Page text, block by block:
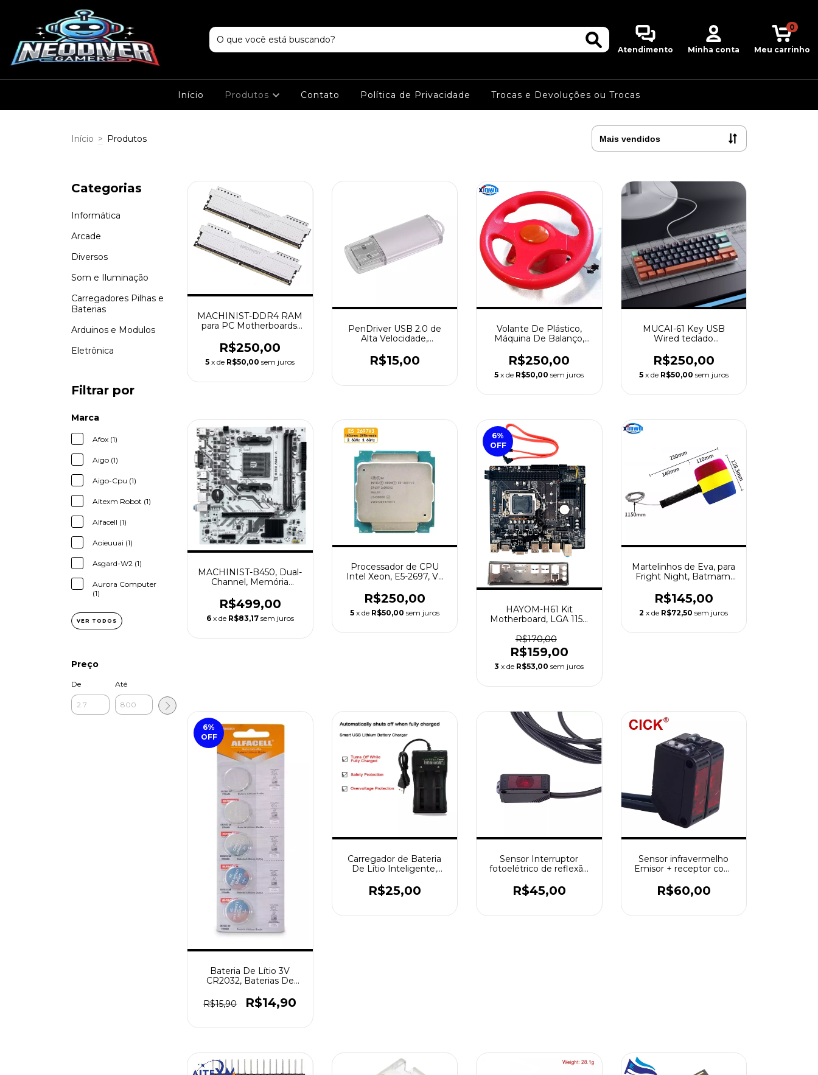
Atendimento Minha conta Meu carrinho
0
Início Produtos Contato Política de Privacidade Trocas e Devoluções ou Trocas
Início > Produtos
Categorias
Informática
Arcade
Diversos
Som e Iluminação
Carregadores Pilhas e
Baterias
Arduinos e Modulos
Eletrônica
Filtrar por
Marca
Afox (1)
Aigo (1)
Aigo-Cpu (1)
Aitexm Robot (1)
Alfacell (1)
Aoieuuai (1)
Asgard-W2 (1)
Aurora Computer
(1)
VER TODOS
Preço
De Até
MACHINIST-DDR4 RAM
para PC Motherboards,
dissipador de calor, 8GB,
2666 MHz ( Black )
R$250,00
5 x de R$50,00 sem juros
PenDriver USB 2.0 de
Alta Velocidade,
R$15,00
Volante De Plástico,
Máquina De Balanço,
Acessórios De Carro
R$250,00
5 x de R$50,00 sem juros
MUCAI-61 Key USB
Wired teclado
Axis, Interruptores
vermelhos para Desktop
Gaming
R$250,00
5 x de R$50,00 sem juros
MACHINIST-B450, Dual-
Channel, Memória
R$499,00
6 x de R$83,17 sem juros
Processador de CPU
Intel Xeon, E5-2697, V3
Quatorze Núcleos, Vinte
e oito Threads, 35M,
145W, 22nm, LGA 2011-3
R$250,00
5 x de R$50,00 sem juros
6%
OFF
HAYOM-H61 Kit
Motherboard, LGA 1155,
Intel Core, 2ª e 3ª
Gerações, Suporta M.2
NVME SDD
R$170,00
R$159,00
3 x de R$53,00 sem juros
Martelinhos de Eva, para
Fright Night, Batmam,
R$145,00
2 x de R$72,50 sem juros
6%
OFF
Bateria De Lítio 3V
CR2032, Baterias De
Brinquedo, Controle
Remoto, 5Pcs
R$15,90 R$14,90
Carregador de Bateria
De Lítio Inteligente,
Carregando para 18650
14500 16340 Baterias,
Portátil USB
R$25,00
Sensor Interruptor
fotoelétrico de reflexão
NPN, E3Z-T61, DC12-24V
R$45,00
Sensor infravermelho
Emisor + receptor com
DC12-24V
R$60,00